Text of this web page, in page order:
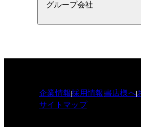
グループ会社
企業情報採用情報書店様へ
サイトマップ